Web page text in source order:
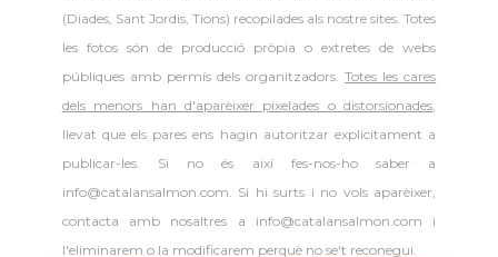
Consolat Consolat general a New York City
Consolat Consolat general a San Francisco
Consolat Consolat general a Washington
(Diades, Sant Jordis, Tions) recopilades als nostre sites. Totes
les fotos són de producció pròpia o extretes de webs
públiques amb permís dels organitzadors.Totes les cares
dels menors han d'aparèixer pixelades o distorsionades,
llevat que els pares ens hagin autoritzar explícitament a
publicar-les. Si no és així fes-nos-ho saber a
info@catalansalmon.com. Si hi surts i no vols aparèixer,
contacta amb nosaltres a info@catalansalmon.com i
l'eliminarem o la modificarem perquè no se't reconegui.